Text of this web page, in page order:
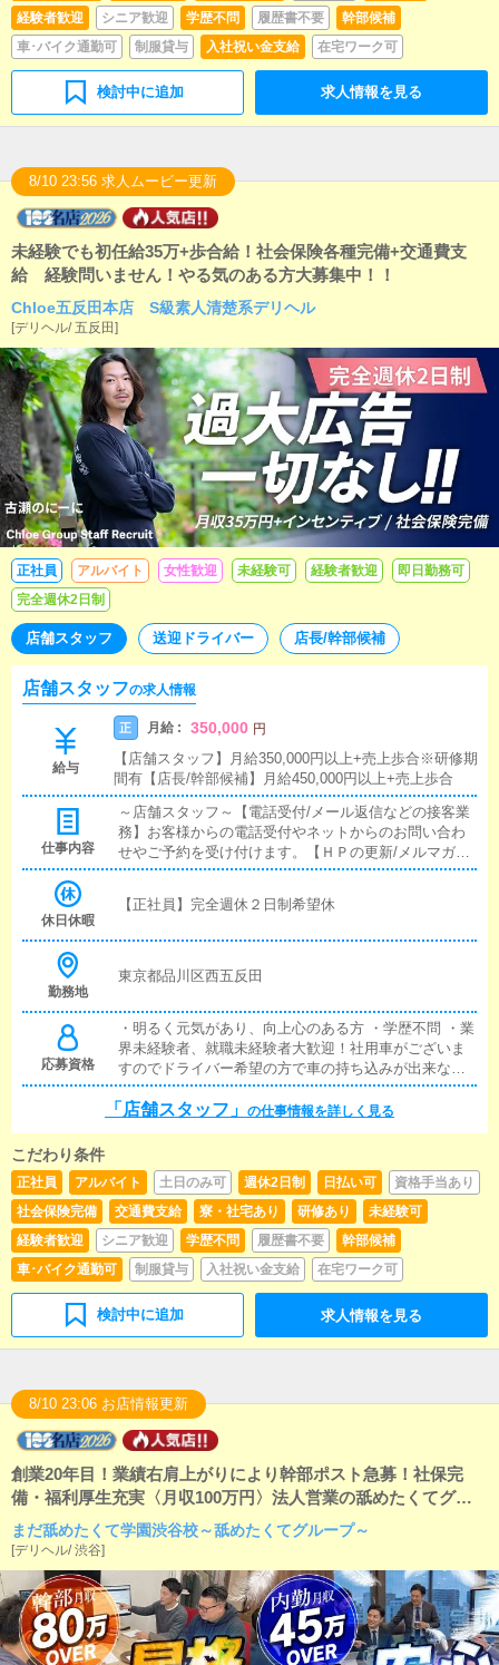
情報やイベント、求人ブログの作成となります。基本
的にはボタンを押すだけや、ブログの更新時に簡単に
文字が入力出来れば問題ありません。PCが苦手な人で
も簡単にできます。■清掃・備品管理お客様やキャスト
の方に快適にお過ごしいただくため、店内の清掃や備
品の管理・補充を行っていただきます。
経験者歓迎
シニア歓迎 学歴不問 履歴書不要
幹部候補
車･バイク通勤可
制服貸与 入社祝い金支給 在宅ワーク可
検討中に追加 求人情報を見る
8/10 23:56 求人ムービー更新
未経験でも初任給35万+歩合給！社会保険各種完備+交通費支
給 経験問いません！やる気のある方大募集中！！
Chloe五反田本店 S級素人清楚系デリヘル
[デリヘル/五反田]
正社員 アルバイト 女性歓迎 未経験可 経験者歓迎
即日勤務可
完全週休2日制
店舗スタッフ 送迎ドライバー 店長/幹部候補
店舗スタッフの求人情報
給与
正 月給 : 350,000 円
【店舗スタッフ】月給350,000円以上+売上歩合※研修期
間有【店長/幹部候補】月給450,000円以上+売上歩合
仕事内容
～店舗スタッフ～【電話受付/メール返信などの接客業
務】お客様からの電話受付やネットからのお問い合わ
せやご予約を受け付けます。【ＨＰの更新/メルマガ発
行/集客媒体の更新】簡単なマニュアルに沿っておこな
迎業務、ドライバーの配車業務】ドライバーさんに指
す。【幹部スタッフへの昇格】受付業務に慣れていた
部スタッフへの昇格を実施しております。（現在当社
で働いている幹部スタッフは皆さん受付からの入社で
す）～店長/幹部候補～店舗運営・マネジメント(管理業
務)を行っていきます。従業員の指導、在籍女の子のマ
ます。責任がもっともある仕事となりますが、すべて
の結果が収入に反映されます。頑張り・やる気が結果
で御座います！！
休日休暇
【正社員】完全週休２日制希望休
勤務地
東京都品川区西五反田
応募資格
・明るく元気があり、向上心のある方 ・学歴不問 ・業
界未経験者、就職未経験者大歓迎！社用車がございま
すのでドライバー希望の方で車の持ち込みが出来なく
ても応募可能です。※研修期間有り
「店舗スタッフ」 の仕事情報を詳しく見る
こだわり条件
正社員 アルバイト 土日のみ可 週休2日制 日払い可
資格手当あり
社会保険完備
交通費支給 寮・社宅あり 研修あり
未経験可
経験者歓迎
シニア歓迎 学歴不問 履歴書不要
幹部候補
車･バイク通勤可
制服貸与 入社祝い金支給 在宅ワーク可
検討中に追加 求人情報を見る
8/10 23:06 お店情報更新
創業20年目！業績右肩上がりにより幹部ポスト急募！社保完
備・福利厚生充実〈月収100万円〉法人営業の舐めたくてグル
ープで活躍！年功序列なし！実力次第で上に行ける評価制度を
採用し店舗もスタッフも売上過去最高◎お客様と女性キャスト
が笑顔になるのがやりがい！20代幹部ポストあり！グループだ
からこその強みのもと、安定した事業を拡大中！月収100万円
も夢じゃない！ボーナス年2回 福利厚生充実 健康診断あり！
20-30年代の年収1000万円超達成者続出中 歩合があるからも
っともっと頑張れる職場◎勤務地は渋谷・新宿・立川・八王
まだ舐めたくて学園渋谷校～舐めたくてグループ～
[デリヘル/渋谷]